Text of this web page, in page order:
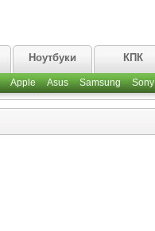
Ноутбуки КПК
Apple Asus Samsung Sony